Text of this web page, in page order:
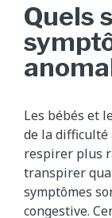
Quels
Les bébés et
de la difficulté
respirer plus
transpirer
symptômes
congestive.